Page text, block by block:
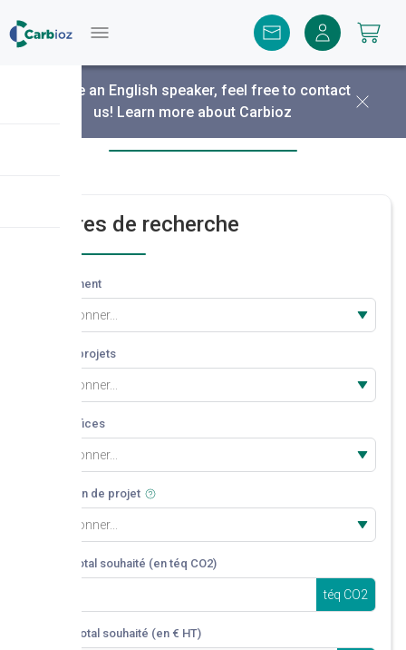
You are an English speaker, feel free to contact
us! Learn more about Carbioz
Découvrir nos projets
Critères de recherche
Département
Sélectionner...
Type de projets
Sélectionner...
Co-bénéfices
Sélectionner...
Date de fin de projet
Sélectionner...
Volume total souhaité (en téq CO2)
téq CO2
Montant total souhaité (en € HT)